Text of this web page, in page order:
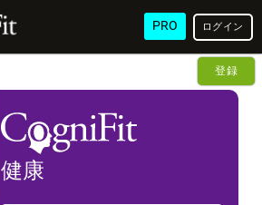
PRO ログイン
登録
健康